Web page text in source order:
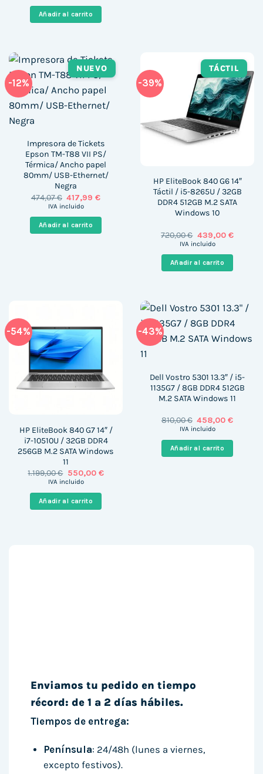
era:
599,00 €.
Añadir al carrito
-12%
NUEVO
Impresora de Tickets
Epson TM-T88 VII PS/
Térmica/ Ancho papel
80mm/ USB-Ethernet/
Negra
474,07€ El
precio
era:
474,07 €.
417,99€El
es:
417,99 €.
IVA incluido
Añadir al carrito
-39%
TÁCTIL
HP EliteBook 840 G6 14″
Táctil / i5-8265U / 32GB
DDR4 512GB M.2 SATA
Windows 10
720,00€ El
precio
era:
720,00 €.
439,00 €El
es:
439,00
IVA incluido
Añadir al carrito
-54%
HP EliteBook 840 G7 14″ /
i7-10510U / 32GB DDR4
256GB M.2 SATA Windows
11
1.199,00€ El
precio
era:
1.199,00 €.
550,00 €El
IVA incluido
Añadir al carrito
-43%
Dell Vostro 5301 13.3″ / i5-
1135G7 / 8GB DDR4 512GB
M.2 SATA Windows 11
810,00€ El
precio
era:
810,00 €.
458,00€El
es:
458,00
IVA incluido
Añadir al carrito
Enviamos tu pedido en tiempo
récord: de 1 a 2 días hábiles.
Tiempos de entrega:
Península: 24/48h (lunes a viernes,
excepto festivos).